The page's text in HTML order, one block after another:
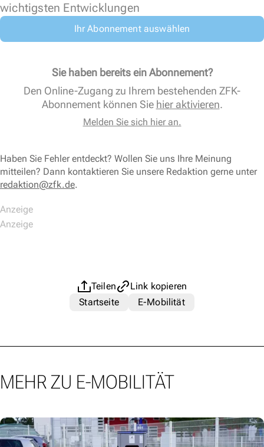
wichtigsten Entwicklungen
Ihr Abonnement auswählen
Sie haben bereits ein Abonnement?
Den Online-Zugang zu Ihrem bestehenden ZFK-
Abonnement können Sie hier aktivieren.
Melden Sie sich hier an.
Haben Sie Fehler entdeckt? Wollen Sie uns Ihre Meinung
mitteilen? Dann kontaktieren Sie unsere Redaktion gerne unter
redaktion@zfk.de.
Teilen
Link kopieren
Startseite
E-Mobilität
MEHR ZU E-MOBILITÄT